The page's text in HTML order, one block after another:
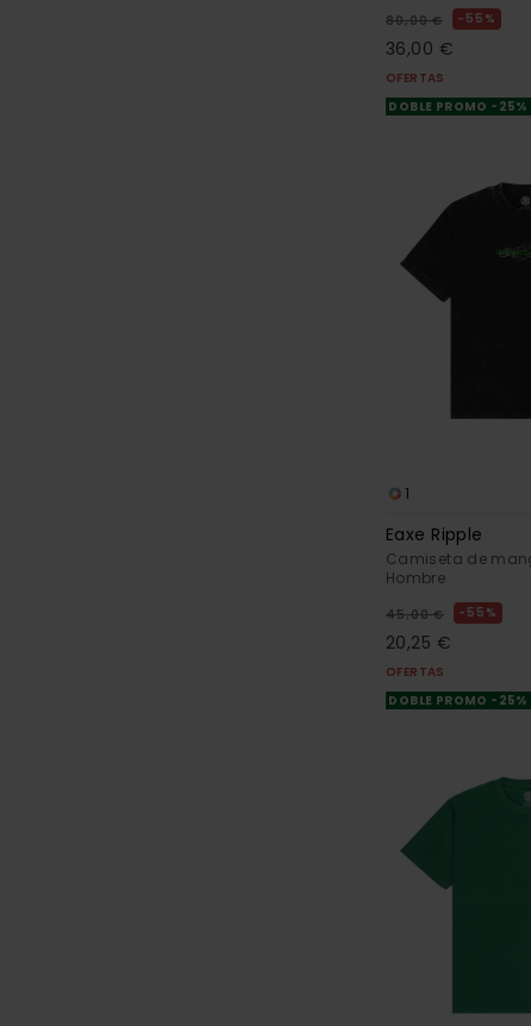
80,00 € 55%
36,00 €
OFERTAS
DOBLE PROMO -25%
1
Eaxe Ripple
Camiseta de
Hombre
45,00 € 55%
20,25 €
OFERTAS
DOBLE PROMO -25%